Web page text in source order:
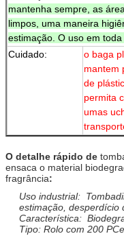
mantenha sempre, as
limpos, uma maneira
estimação. O uso em toda
Cuidado:
o baga
mantem
de
permita
umas
O detalhe rápido de
ensaca o material
fragrância:
Uso industrial:
estimação, desperdício
Característica:
Tipo: Rolo com 200